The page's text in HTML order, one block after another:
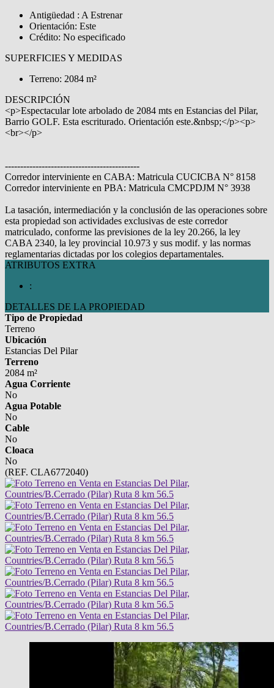
Antigüedad : A Estrenar
Orientación: Este
Crédito: No especificado
SUPERFICIES Y MEDIDAS
Terreno: 2084 m²
DESCRIPCIÓN
<p>Espectacular lote arbolado de 2084 mts en Estancias del Pilar,
Barrio GOLF. Esta escriturado. Orientación este.&nbsp;</p><p>
<br></p>
--------------------------------------------
Corredor interviniente en CABA: Matricula CUCICBA N° 8158
Corredor interviniente en PBA: Matricula CMCPDJM N° 3938
La tasación, intermediación y la conclusión de las operaciones sobre
esta propiedad son actividades exclusivas de este corredor
matriculado, conforme las previsiones de la ley 20.266, la ley
CABA 2340, la ley provincial 10.973 y sus modif. y las normas
reglamentarias dictadas por los colegios departamentales.
ATRIBUTOS EXTRA
:
DETALLES DE LA PROPIEDAD
Tipo de Propiedad
Terreno
Ubicación
Estancias Del Pilar
Terreno
2084 m²
Agua Corriente
No
Agua Potable
No
Cable
No
Cloaca
No
(REF. CLA6772040)